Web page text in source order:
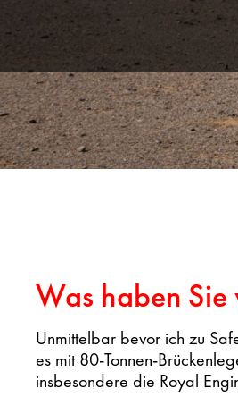
Was haben
Unmittelbar bevor ich zu
es mit 80-Tonnen-
insbesondere die Royal